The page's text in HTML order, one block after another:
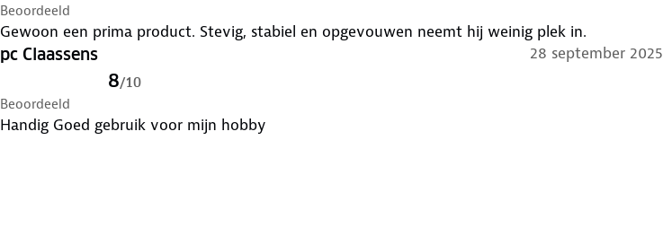
Beoordeeld
Gewoon een prima product. Stevig, stabiel en opgevouwen neemt hij weinig plek in.
pc Claassens 28 september 2025
8/10
Beoordeeld
Handig Goed gebruik voor mijn hobby